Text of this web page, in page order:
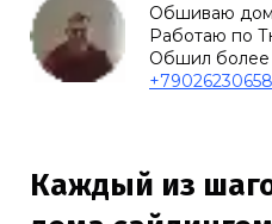
Обшиваю
Работаю по
Обшил
+79026230658
Каждый из